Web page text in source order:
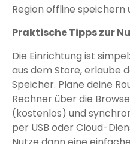
Region offline speichern
Praktische Tipps zur
Die Einrichtung ist
aus dem Store, erlaube
Speicher. Plane deine
Rechner über die
(kostenlos) und
per USB oder Cloud-